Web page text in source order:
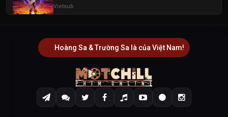
Vietsub
Hoàng Sa & Trường Sa là của Việt Nam!